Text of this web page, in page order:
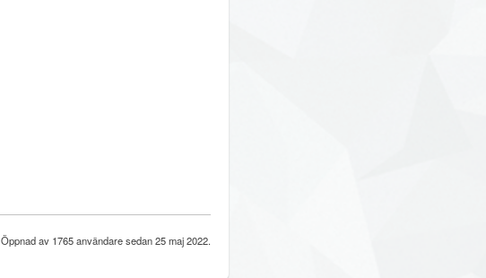
Öppnad av 1765 användare sedan 25 maj 2022.